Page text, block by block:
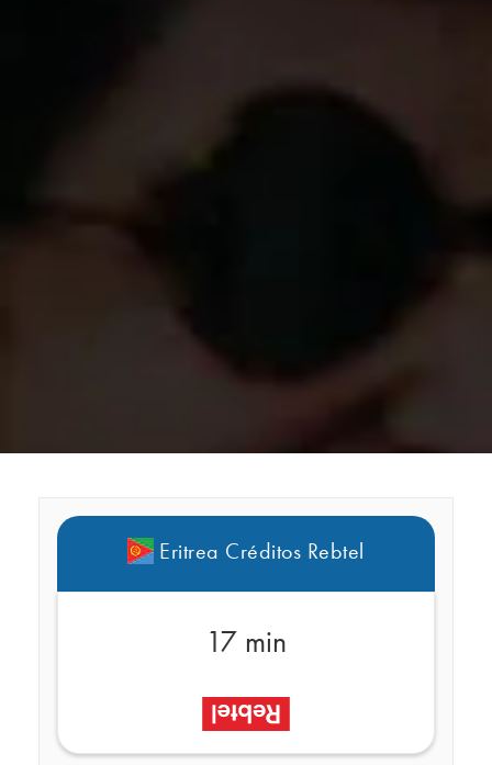
Eritrea Créditos Rebtel
17 min